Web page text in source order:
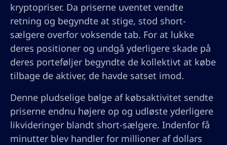
kryptopriser. Da priserne uventet vendte
retning og begyndte at stige, stod short-
sælgere overfor voksende tab. For at lukke
deres positioner og undgå yderligere skade på
deres porteføljer begyndte de kollektivt at købe
tilbage de aktiver, de havde satset imod.
Denne pludselige bølge af købsaktivitet sendte
priserne endnu højere op og udløste yderligere
likvideringer blandt short-sælgere. Indenfor få
minutter blev handler for millioner af dollars